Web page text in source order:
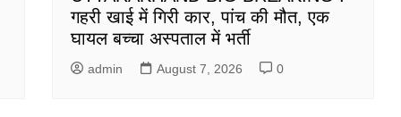
गहरी खाई में गिरी कार, पांच की मौत, एक
घायल बच्चा अस्पताल में भर्ती
admin August 7, 2026 0